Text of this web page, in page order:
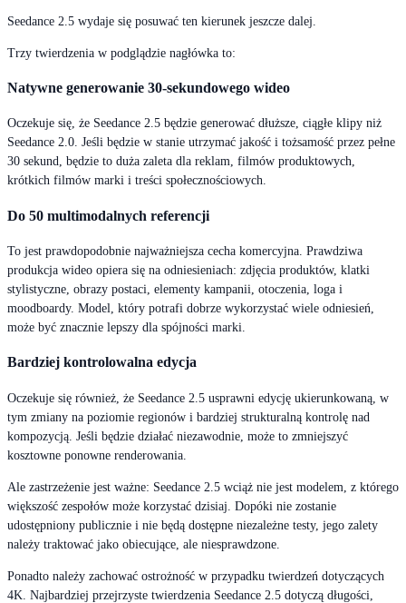
Seedance 2.5 wydaje się posuwać ten kierunek jeszcze dalej.
Trzy twierdzenia w podglądzie nagłówka to:
Natywne generowanie 30-sekundowego wideo
Oczekuje się, że Seedance 2.5 będzie generować dłuższe, ciągłe klipy niż
Seedance 2.0. Jeśli będzie w stanie utrzymać jakość i tożsamość przez pełne
30 sekund, będzie to duża zaleta dla reklam, filmów produktowych,
krótkich filmów marki i treści społecznościowych.
Do 50 multimodalnych referencji
To jest prawdopodobnie najważniejsza cecha komercyjna. Prawdziwa
produkcja wideo opiera się na odniesieniach: zdjęcia produktów, klatki
stylistyczne, obrazy postaci, elementy kampanii, otoczenia, loga i
moodboardy. Model, który potrafi dobrze wykorzystać wiele odniesień,
może być znacznie lepszy dla spójności marki.
Bardziej kontrolowalna edycja
Oczekuje się również, że Seedance 2.5 usprawni edycję ukierunkowaną, w
tym zmiany na poziomie regionów i bardziej strukturalną kontrolę nad
kompozycją. Jeśli będzie działać niezawodnie, może to zmniejszyć
kosztowne ponowne renderowania.
Ale zastrzeżenie jest ważne: Seedance 2.5 wciąż nie jest modelem, z którego
większość zespołów może korzystać dzisiaj. Dopóki nie zostanie
udostępniony publicznie i nie będą dostępne niezależne testy, jego zalety
należy traktować jako obiecujące, ale niesprawdzone.
Ponadto należy zachować ostrożność w przypadku twierdzeń dotyczących
4K. Najbardziej przejrzyste twierdzenia Seedance 2.5 dotyczą długości,